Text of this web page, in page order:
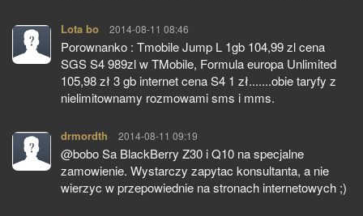
Lota bo pisze:
2014-08-11 08:46
Porownanko : Tmobile Jump L 1gb 104,99 zl cena
SGS S4 989zl w TMobile, Formula europa Unlimited
105,98 zł 3 gb internet cena S4 1 zł.......obie taryfy z
nielimitownamy rozmowami sms i mms.
drmordth pisze:
2014-08-11 09:19
@bobo Sa BlackBerry Z30 i Q10 na specjalne
zamowienie. Wystarczy zapytac konsultanta, a nie
wierzyc w przepowiednie na stronach internetowych ;)